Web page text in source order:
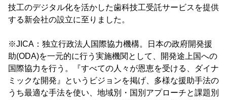
技工のデジタル化を活かした歯科技工受託サービスを提供
する新会社の設立に至りました。
※JICA：独立行政法人国際協力機構。日本の政府開発援
助(ODA)を一元的に行う実施機関として、開発途上国への
国際協力を行う。『すべての人々が恩恵を受ける、ダイナ
ミックな開発』というビジョンを掲げ、多様な援助手法の
うち最適な手法を使い、地域別・国別アプローチと課題別